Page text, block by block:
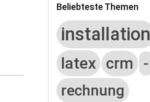
Beliebteste Themen
installation
latex crm
-
rechnung